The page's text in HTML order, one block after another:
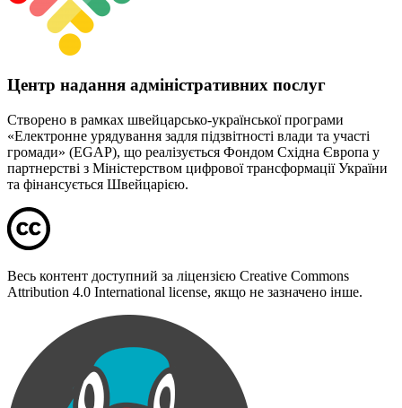
Центр надання адміністративних послуг
Створено в рамках швейцарсько-української програми
«Електронне урядування задля підзвітності влади та участі
громади» (EGAP), що реалізується Фондом Східна Європа у
партнерстві з Міністерством цифрової трансформації України
та фінансується Швейцарією.
Весь контент доступний за ліцензією Creative Commons
Attribution 4.0 International license, якщо не зазначено інше.